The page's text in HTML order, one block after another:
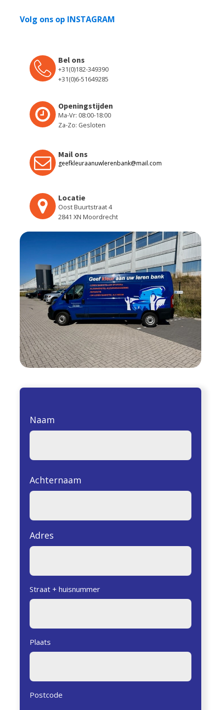
Volg ons op INSTAGRAM
Bel ons
+31(0)182-349390
+31(0)6-51649285
Openingstijden
Ma-Vr: 08:00-18:00
Za-Zo: Gesloten
Mail ons
geefkleuraanuwlerenbank@mail.com
Locatie
Oost Buurtstraat 4
2841 XN Moordrecht
Naam
Achternaam
Adres
Straat + huisnummer
Plaats
Postcode